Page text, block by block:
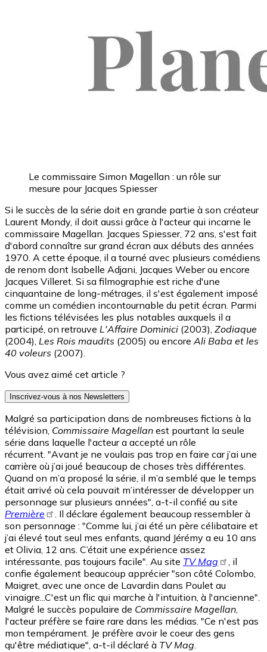
Le commissaire Simon Magellan : un rôle sur
mesure pour Jacques Spiesser
Si le succès de la série doit en grande partie à son créateur
Laurent Mondy, il doit aussi grâce à l'acteur qui incarne le
commissaire Magellan. Jacques Spiesser, 72 ans, s'est fait
d'abord connaître sur grand écran aux débuts des années
1970. A cette époque, il a tourné avec plusieurs comédiens
de renom dont Isabelle Adjani, Jacques Weber ou encore
Jacques Villeret. Si sa filmographie est riche d'une
cinquantaine de long-métrages, il s'est également imposé
comme un comédien incontournable du petit écran. Parmi
les fictions télévisées les plus notables auxquels il a
participé, on retrouve L'Affaire Dominici (2003), Zodiaque
(2004), Les Rois maudits (2005) ou encore Ali Baba et les
40 voleurs (2007).
Vous avez aimé cet article ?
Inscrivez-vous à nos Newsletters
Malgré sa participation dans de nombreuses fictions à la
télévision, Commissaire Magellan est pourtant la seule
série dans laquelle l'acteur a accepté un rôle
récurrent. "Avant je ne voulais pas trop en faire car j’ai une
carrière où j’ai joué beaucoup de choses très différentes.
Quand on m’a proposé la série, il m’a semblé que le temps
était arrivé où cela pouvait m’intéresser de développer un
personnage sur plusieurs années", a-t-il confié au site
Première
. Il déclare également beaucoup ressembler à
son personnage : "Comme lui, j’ai été un père célibataire et
j’ai élevé tout seul mes enfants, quand Jérémy a eu 10 ans
et Olivia, 12 ans. C’était une expérience assez
intéressante, pas toujours facile". Au site TV Mag
, il
confie également beaucoup apprécier "son côté Colombo,
Maigret, avec une once de Lavardin dans Poulet au
vinaigre...C'est un flic qui marche à l'intuition, à l'ancienne".
Malgré le succès populaire de Commissaire Magellan,
l'acteur préfère se faire rare dans les médias. "Ce n'est pas
mon tempérament. Je préfère avoir le coeur des gens
qu'être médiatique", a-t-il déclaré à TV Mag.